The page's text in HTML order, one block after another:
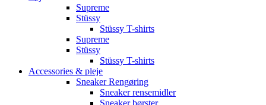
Supreme
Stüssy
Stüssy T-shirts
Supreme
Stüssy
Stüssy T-shirts
Accessories & pleje
Sneaker Rengøring
Sneaker rensemidler
Sneaker børster